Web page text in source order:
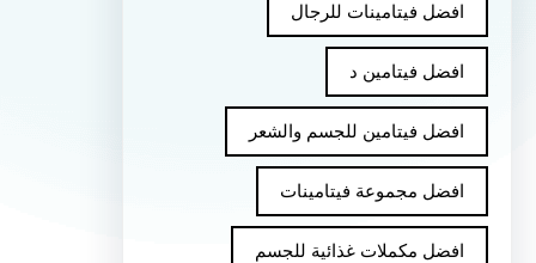
افضل فيتامينات للرجال
افضل فيتامين د
افضل فيتامين للجسم والشعر
افضل مجموعة فيتامينات
افضل مكملات غذائية للجسم